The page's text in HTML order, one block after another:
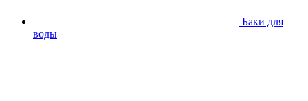
Баки для
воды